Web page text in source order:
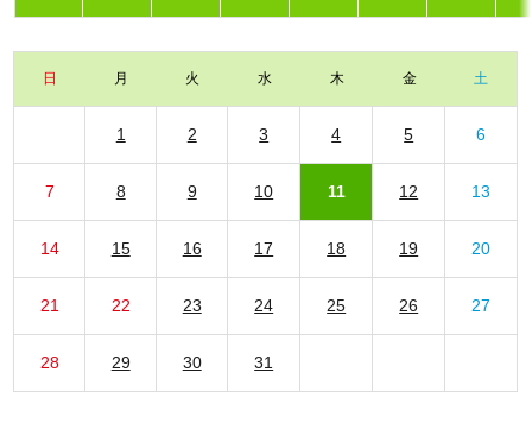
日 月 火 水 木 金 土
1 2 3 4 5 6
7 8 9 10 11 12 13
14 15 16 17 18 19 20
21 22 23 24 25 26 27
28 29 30 31